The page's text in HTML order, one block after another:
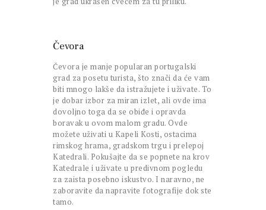
Čevora
Čevora je manje popularan portugalski
grad za posetu turista, što znači da će vam
biti mnogo lakše da istražujete i uživate. To
je dobar izbor za miran izlet, ali ovde ima
dovoljno toga da se obiđe i opravda
boravak u ovom malom gradu. Ovde
možete uživati u Kapeli Kosti, ostacima
rimskog hrama, gradskom trgu i prelepoj
Katedrali. Pokušajte da se popnete na krov
Katedrale i uživate u predivnom pogledu
za zaista posebno iskustvo. I naravno, ne
zaboravite da napravite fotografije dok ste
tamo.